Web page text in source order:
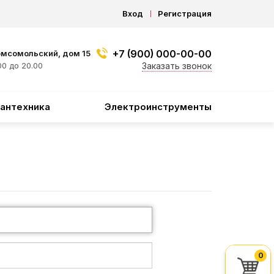
Вход Регистрация
дом 15
до 20.00
+7 (900) 000-00-00
Заказать звонок
Электроинструменты
0